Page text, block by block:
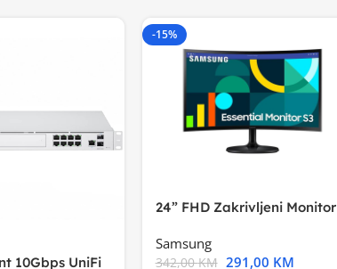
10Gbps UniFi
-15%
24” FHD Zakrivljeni Monitor
Samsung
342,00KM 291,00 KM